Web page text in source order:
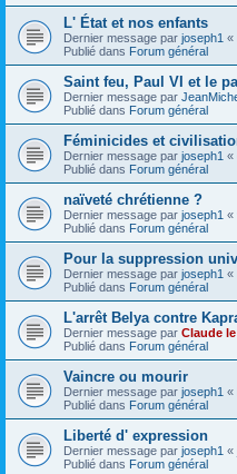
L' État et nos enfants
Dernier message par joseph1 «
Publié dans Forum général
Saint feu, Paul VI et le
Dernier message par
Publié dans Forum général
Féminicides et
Dernier message par joseph1 «
Publié dans Forum général
naïveté chrétienne ?
Dernier message par joseph1 «
Publié dans Forum général
Pour la suppression
Dernier message par joseph1 «
Publié dans Forum général
L'arrêt Belya contre
Dernier message par Claude
Publié dans Forum général
Vaincre ou mourir
Dernier message par joseph1 «
Publié dans Forum général
Liberté d' expression
Dernier message par joseph1 «
Publié dans Forum général